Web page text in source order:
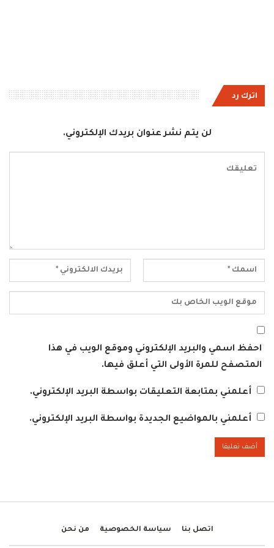
اترك رد
لن يتم نشر عنوان بريدك الإلكتروني.
احفظ اسمي والبريد الإلكتروني وموقع الويب في هذا
المتصفح للمرة الأولى التي أعلق فيها.
أعلمني بمتابعة التعليقات بواسطة البريد الإلكتروني.
أعلمني بالمواضيع الجديدة بواسطة البريد الإلكتروني.
اتصل بنا سياسة الخصوصية من نحن